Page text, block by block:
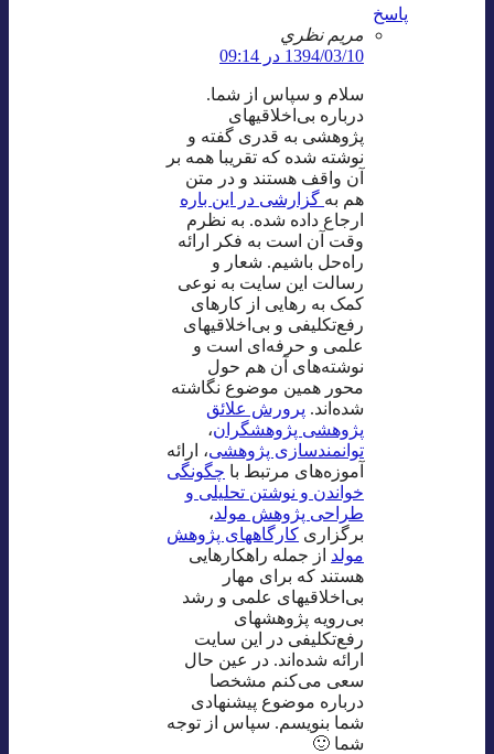
پاسخ
مريم نظري
1394/03/10 در 09:14
سلام و سپاس از شما.
درباره بی‌اخلاقیهای
پژوهشی به قدری گفته و
نوشته شده که تقریبا همه بر
آن واقف هستند و در متن
هم به گزارشی در این باره
ارجاع داده شده. به نظرم
وقت آن است به فکر ارائه
راه‌حل باشیم. شعار و
رسالت این سایت به نوعی
کمک به رهایی از کارهای
رفع‌تکلیفی و بی‌اخلاقیهای
علمی و حرفه‌ای است و
نوشته‌های آن هم حول
محور همین موضوع نگاشته
شده‌اند. پرورش علائق
پژوهشی پژوهشگران،
توانمندسازی پژوهشی، ارائه
آموزه‌های مرتبط با چگونگی
خواندن و نوشتن تحلیلی و
طراحی پژوهش مولد،
برگزاری کارگاههای پژوهش
مولد از جمله راهکارهایی
هستند که برای مهار
بی‌اخلاقیهای علمی و رشد
بی‌رویه پژوهشهای
رفع‌تکلیفی در این سایت
ارائه شده‌اند. در عین حال
سعی می‌کنم مشخصا
درباره موضوع پیشنهادی
شما بنویسم. سپاس از توجه
شما 🙂